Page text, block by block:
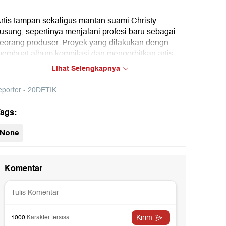
tampan sekaligus mantan suami Christy
sepertinya menjalani profesi baru sebagai
produser. Proyek yang dilakukan dengn
album kompilasi dan mengorbitkan artis
desa menjadi bisnis barunya. Seperti apa cerita
selengkapnya? Berikut penuturannya hanya di
Lihat Selengkapnya
- 20DETIK
None